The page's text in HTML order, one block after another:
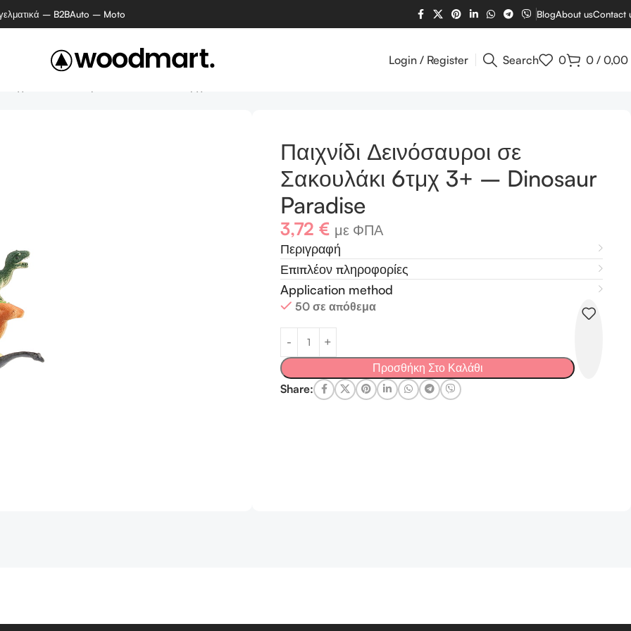
– B2BAuto – Moto BlogAbout usContact
Login / Register Search 0 0 / 0,00
Παιχνίδι Δεινόσαυροι σε
Σακουλάκι 6τμχ 3+ – Dinosaur
Paradise
3,72€ με ΦΠΑ
Περιγραφή
Επιπλέον πληροφορίες
Application method
50 σε απόθεμα
Προσθήκη Στο Καλάθι
Share: